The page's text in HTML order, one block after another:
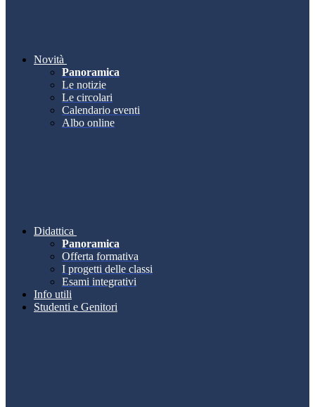
Novità
Panoramica
Le notizie
Le circolari
Calendario eventi
Albo online
Didattica
Panoramica
Offerta formativa
I progetti delle classi
Esami integrativi
Info utili
Studenti e Genitori